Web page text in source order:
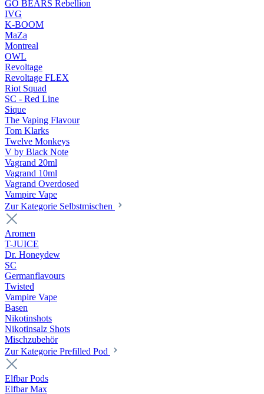
GO BEARS Rebellion
IVG
K-BOOM
MaZa
Montreal
OWL
Revoltage
Revoltage FLEX
Riot Squad
SC - Red Line
Sique
The Vaping Flavour
Tom Klarks
Twelve Monkeys
V by Black Note
Vagrand 20ml
Vagrand 10ml
Vagrand Overdosed
Vampire Vape
Zur Kategorie Selbstmischen
Aromen
T-JUICE
Dr. Honeydew
SC
Germanflavours
Twisted
Vampire Vape
Basen
Nikotinshots
Nikotinsalz Shots
Mischzubehör
Zur Kategorie Prefilled Pod
Elfbar Pods
Elfbar Max